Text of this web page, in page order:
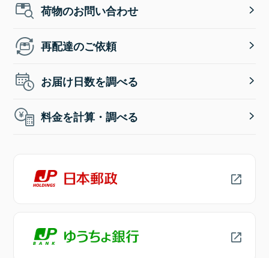
荷物のお問い合わせ
再配達のご依頼
お届け日数を調べる
料金を計算・調べる